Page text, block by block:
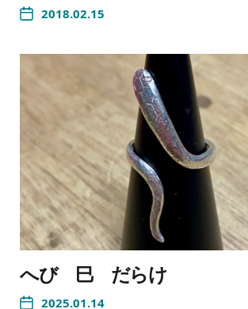
2018.02.15
へび 巳 だらけ
2025.01.14